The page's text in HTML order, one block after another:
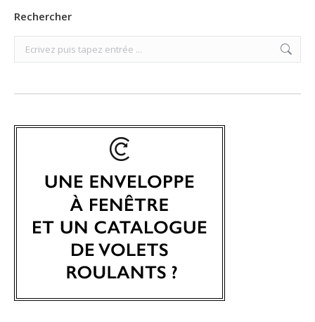
Rechercher
Search: